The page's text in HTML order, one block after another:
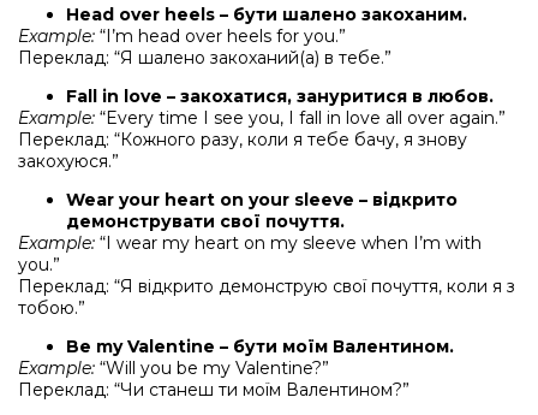
Head over heels – бути шалено закоханим.
Example: “I’m head over heels for you.”
Переклад: “Я шалено закоханий(а) в тебе.”
Fall in love – закохатися, зануритися в любов.
Example: “Every time I see you, I fall in love all over again.”
Переклад: “Кожного разу, коли я тебе бачу, я знову
закохуюся.”
Wear your heart on your sleeve – відкрито
демонструвати свої почуття.
Example: “I wear my heart on my sleeve when I’m with
you.”
Переклад: “Я відкрито демонструю свої почуття, коли я з
тобою.”
Be my Valentine – бути моїм Валентином.
Example: “Will you be my Valentine?”
Переклад: “Чи станеш ти моїм Валентином?”